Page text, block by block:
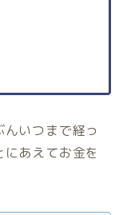
いつまで経っ
あえてお金を